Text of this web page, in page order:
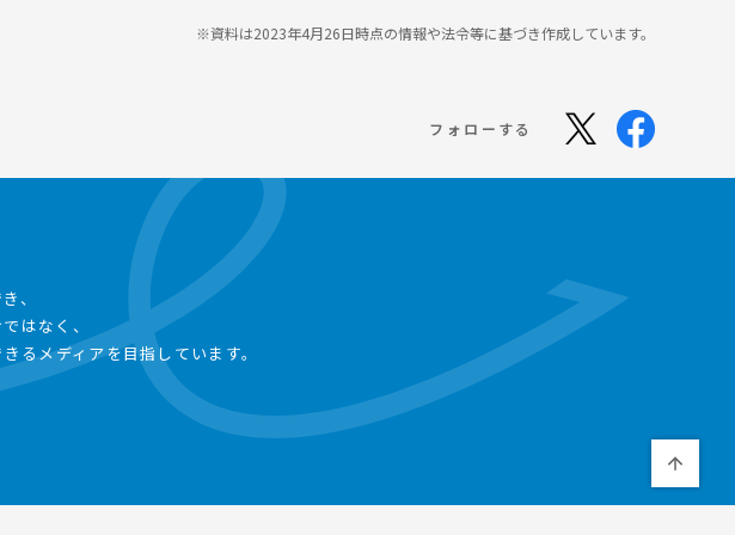
※資料は2023年4月26日時点の情報や法令等に基づき作成しています。
フォローする
、
はなく、
るメディアを目指しています。